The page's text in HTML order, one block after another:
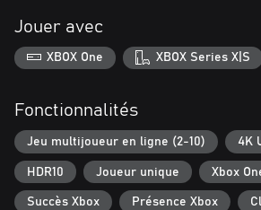
Jouer avec
XBOX One XBOX Series X|S
Fonctionnalités
Jeu multijoueur en ligne (2-10) 4K
HDR10 Joueur unique Xbox
Succès Xbox Présence Xbox